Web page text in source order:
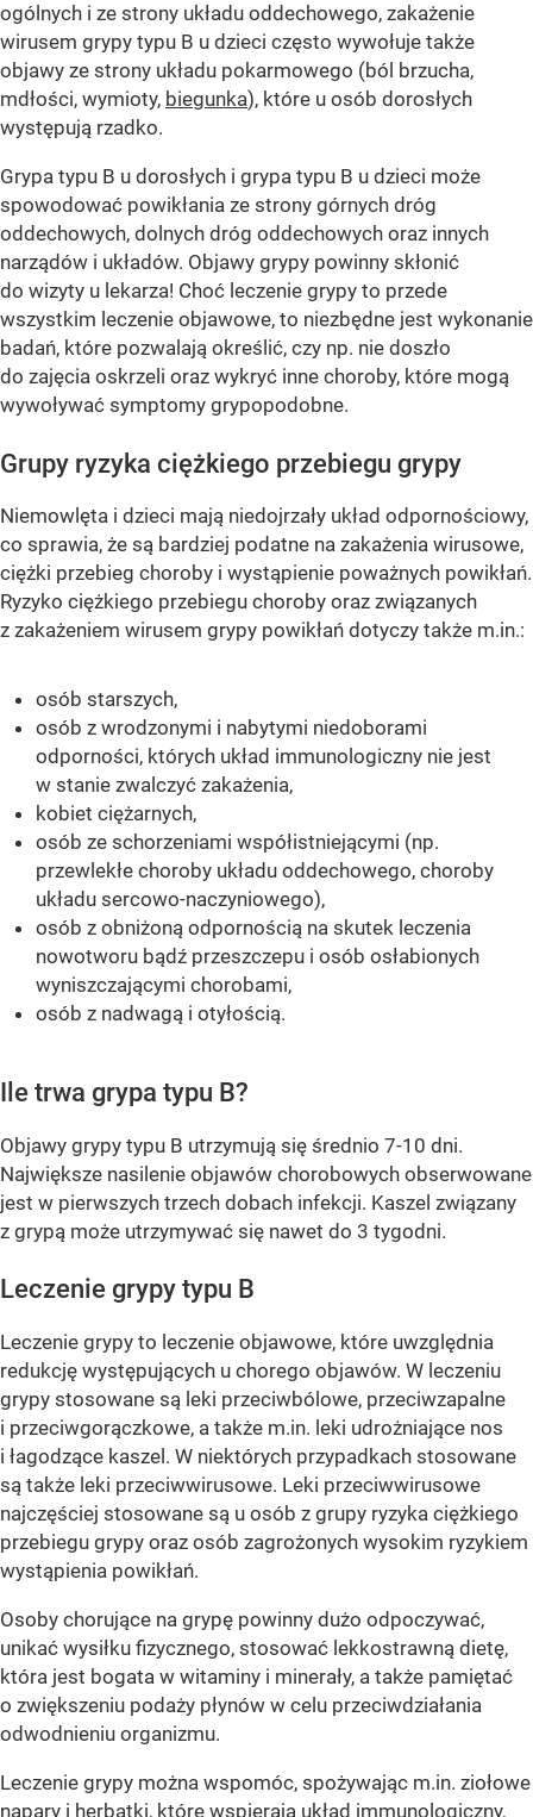
ogólnych i ze strony układu oddechowego, zakażenie
wirusem grypy typu B u dzieci często wywołuje także
objawy ze strony układu pokarmowego (ból brzucha,
mdłości, wymioty, biegunka), które u osób dorosłych
występują rzadko.
Grypa typu B u dorosłych i grypa typu B u dzieci może
spowodować powikłania ze strony górnych dróg
oddechowych, dolnych dróg oddechowych oraz innych
narządów i układów. Objawy grypy powinny skłonić
do wizyty u lekarza! Choć leczenie grypy to przede
wszystkim leczenie objawowe, to niezbędne jest wykonanie
badań, które pozwalają określić, czy np. nie doszło
do zajęcia oskrzeli oraz wykryć inne choroby, które mogą
wywoływać symptomy grypopodobne.
Grupy ryzyka ciężkiego przebiegu grypy
Niemowlęta i dzieci mają niedojrzały układ odpornościowy,
co sprawia, że są bardziej podatne na zakażenia wirusowe,
ciężki przebieg choroby i wystąpienie poważnych powikłań.
Ryzyko ciężkiego przebiegu choroby oraz związanych
z zakażeniem wirusem grypy powikłań dotyczy także m.in.:
osób starszych,
osób z wrodzonymi i nabytymi niedoborami
odporności, których układ immunologiczny nie jest
w stanie zwalczyć zakażenia,
kobiet ciężarnych,
osób ze schorzeniami współistniejącymi (np.
przewlekłe choroby układu oddechowego, choroby
układu sercowo-naczyniowego),
osób z obniżoną odpornością na skutek leczenia
nowotworu bądź przeszczepu i osób osłabionych
wyniszczającymi chorobami,
osób z nadwagą i otyłością.
Ile trwa grypa typu B?
Objawy grypy typu B utrzymują się średnio 7-10 dni.
Największe nasilenie objawów chorobowych obserwowane
jest w pierwszych trzech dobach infekcji. Kaszel związany
z grypą może utrzymywać się nawet do 3 tygodni.
Leczenie grypy typu B
Leczenie grypy to leczenie objawowe, które uwzględnia
redukcję występujących u chorego objawów. W leczeniu
grypy stosowane są leki przeciwbólowe, przeciwzapalne
i przeciwgorączkowe, a także m.in. leki udrożniające nos
i łagodzące kaszel. W niektórych przypadkach stosowane
są także leki przeciwwirusowe. Leki przeciwwirusowe
najczęściej stosowane są u osób z grupy ryzyka ciężkiego
przebiegu grypy oraz osób zagrożonych wysokim ryzykiem
wystąpienia powikłań.
Osoby chorujące na grypę powinny dużo odpoczywać,
unikać wysiłku fizycznego, stosować lekkostrawną dietę,
która jest bogata w witaminy i minerały, a także pamiętać
o zwiększeniu podaży płynów w celu przeciwdziałania
odwodnieniu organizmu.
Leczenie grypy można wspomóc, spożywając m.in. ziołowe
napary i herbatki, które wspierają układ immunologiczny,